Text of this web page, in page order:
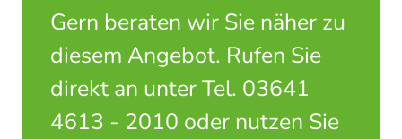
Gern beraten wir Sie näher zu
diesem Angebot. Rufen Sie
direkt an unter Tel. 03641
4613 - 2010 oder nutzen Sie